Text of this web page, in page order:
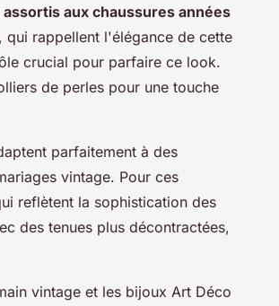
aux chaussures années
qui rappellent l'élégance de cette
crucial pour parfaire ce look.
de perles pour une touche
parfaitement à des
vintage. Pour ces
reflètent la sophistication des
des tenues plus décontractées,
vintage et les bijoux Art Déco